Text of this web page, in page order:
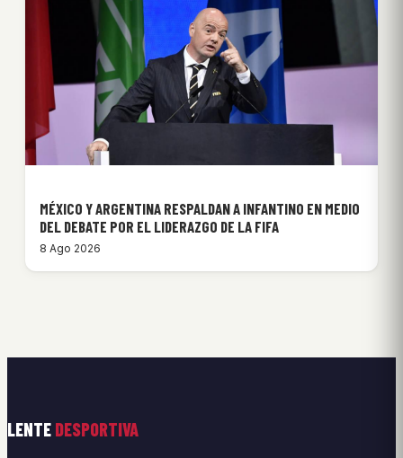
MÉXICO Y ARGENTINA RESPALDAN A INFANTINO EN MEDIO
DEL DEBATE POR EL LIDERAZGO DE LA FIFA
8 Ago 2026
LENTE DESPORTIVA